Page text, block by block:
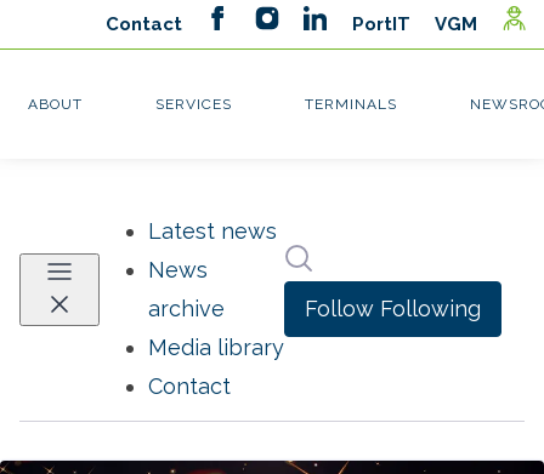
Latest news
News
archive
Media library
Contact
Follow Following